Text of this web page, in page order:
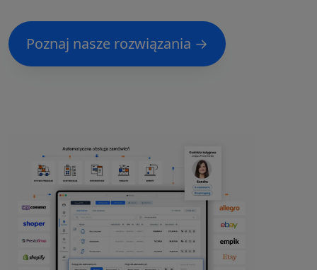
Poznaj nasze rozwiązania →